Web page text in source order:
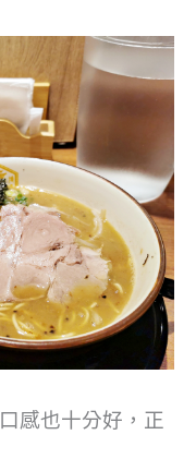
感也十分好，正